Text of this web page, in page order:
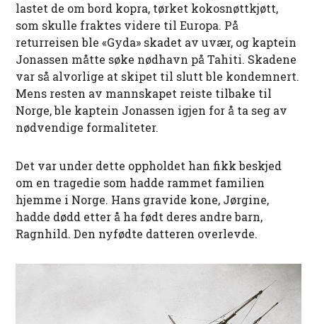
lastet de om bord kopra, tørket kokosnøttkjøtt,
som skulle fraktes videre til Europa. På
returreisen ble «Gyda» skadet av uvær, og kaptein
Jonassen måtte søke nødhavn på Tahiti. Skadene
var så alvorlige at skipet til slutt ble kondemnert.
Mens resten av mannskapet reiste tilbake til
Norge, ble kaptein Jonassen igjen for å ta seg av
nødvendige formaliteter.
Det var under dette oppholdet han fikk beskjed
om en tragedie som hadde rammet familien
hjemme i Norge. Hans gravide kone, Jørgine,
hadde dødd etter å ha født deres andre barn,
Ragnhild. Den nyfødte datteren overlevde.